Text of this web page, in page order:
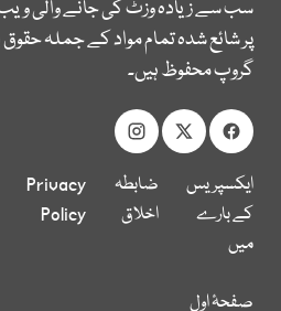
سب سے زیادہ وزٹ کی جانے والی
پر شائع شدہ تمام مواد کے جملہ
گروپ محفوظ ہیں۔
ایکسپریس
کے بارے
میں
ضابطہ
اخلاق
Privacy
Policy
صفحۂ اول